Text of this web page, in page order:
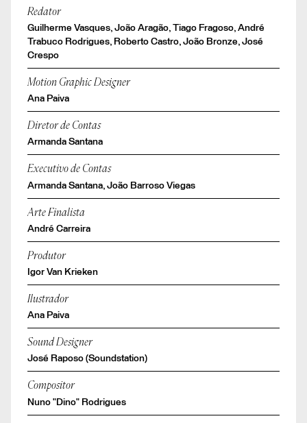
Redator
Guilherme Vasques, João Aragão, Tiago Fragoso, André
Trabuco Rodrigues, Roberto Castro, João Bronze, José
Crespo
Motion Graphic Designer
Ana Paiva
Diretor de Contas
Armanda Santana
Executivo de Contas
Armanda Santana, João Barroso Viegas
Arte Finalista
André Carreira
Produtor
Igor Van Krieken
Ilustrador
Ana Paiva
Sound Designer
José Raposo (Soundstation)
Compositor
Nuno "Dino" Rodrigues